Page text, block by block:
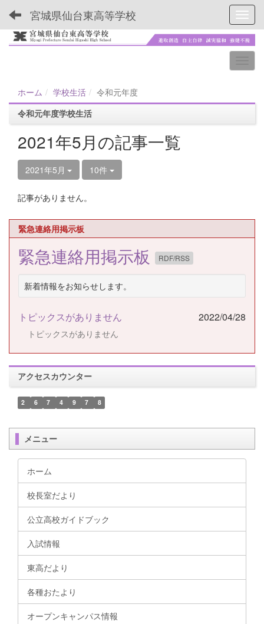
宮城県仙台東高等学校
ホーム 学校生活
令和元年度
令和元年度学校生活
2021年5月の記事一覧
2021年5月 10件
記事がありません。
緊急連絡用掲示板
緊急連絡用掲示板 RDF/RSS
新着情報をお知らせします。
トピックスがありません 2022/04/28
トピックスがありません
アクセスカウンター
2 6 7 4 9 7 8
メニュー
ホーム
校長室だより
公立高校ガイドブック
入試情報
東高だより
各種おたより
オープンキャンパス情報